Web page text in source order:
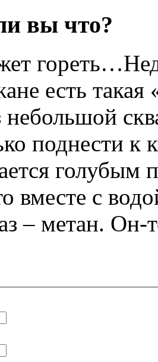
вы что?
есть
поднести
вместе с
– метан. Он-